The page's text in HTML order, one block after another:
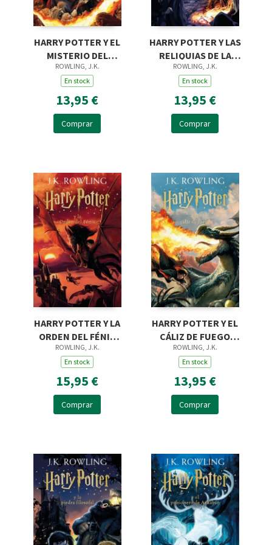
HARRY POTTER Y EL
MISTERIO DEL
PRÍNCIPE (HARRY
POTTER [EDICIÓN
CON LA PORTADA IL
ROWLING, J.K.
En stock
13,95 €
Comprar
HARRY POTTER Y LAS
RELIQUIAS DE LA
MUERTE (HARRY
POTTER [EDICIÓN
CON LA PORTADA
ROWLING, J.K.
En stock
13,95 €
Comprar
HARRY POTTER Y LA
ORDEN DEL FÉNIX
(HARRY POTTER
[EDICIÓN CON LA
PORTADA ILUSTRAD
ROWLING, J.K.
En stock
15,95 €
Comprar
HARRY POTTER Y EL
CÁLIZ DE FUEGO
(HARRY POTTER
[EDICIÓN CON LA
PORTADA ILUSTRADA
ROWLING, J.K.
En stock
13,95 €
Comprar